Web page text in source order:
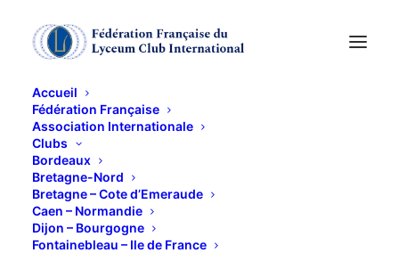
Accueil
Fédération Française
Association Internationale
Clubs
Bordeaux
Bretagne-Nord
Bretagne – Cote d’Emeraude
Caen – Normandie
Dijon – Bourgogne
Fontainebleau – Ile de France
FLORENCE
22 MAI 2014